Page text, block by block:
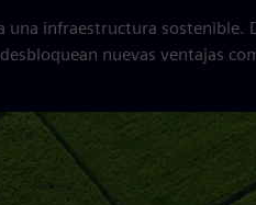
una infraestructura
nuevas ventajas